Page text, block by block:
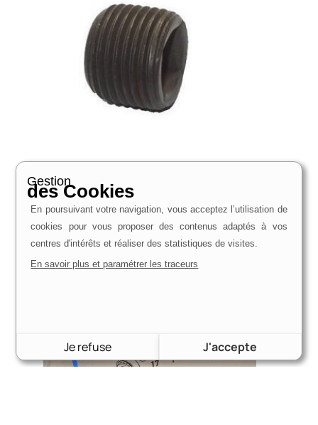
modèles et ponts tous modèles
11,94
Voir le produit
Gestion
des Cookies
En poursuivant votre navigation, vous acceptez l’utilisation de
cookies pour vous proposer des contenus adaptés à vos
centres d'intérêts et réaliser des statistiques de visites.
En savoir plus et paramétrer les traceurs
Je refuse J'accepte